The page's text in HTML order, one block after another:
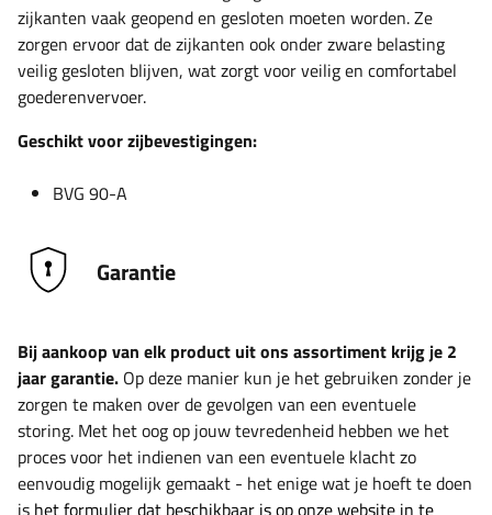
zijkanten vaak geopend en gesloten moeten worden. Ze
zorgen ervoor dat de zijkanten ook onder zware belasting
veilig gesloten blijven, wat zorgt voor veilig en comfortabel
goederenvervoer.
Geschikt voor zijbevestigingen:
BVG 90-A
Garantie
Bij aankoop van elk product uit ons assortiment krijg je 2
jaar garantie. Op deze manier kun je het gebruiken zonder je
zorgen te maken over de gevolgen van een eventuele
storing. Met het oog op jouw tevredenheid hebben we het
proces voor het indienen van een eventuele klacht zo
eenvoudig mogelijk gemaakt - het enige wat je hoeft te doen
is het formulier dat beschikbaar is op onze website in te